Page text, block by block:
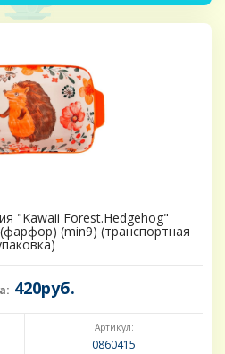
"Kawaii Forest.Hedgehog"
(min9) (транспортная
420руб.
Артикул:
0860415